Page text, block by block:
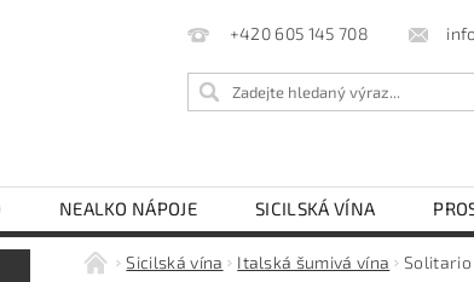
+420 605 145 708
NEALKO NÁPOJE SICILSKÁ VÍNA
OLIVOVÝ OLEJ OCET TĚSTOVINY
Sicilská vína Italská šumivá vína Solitario